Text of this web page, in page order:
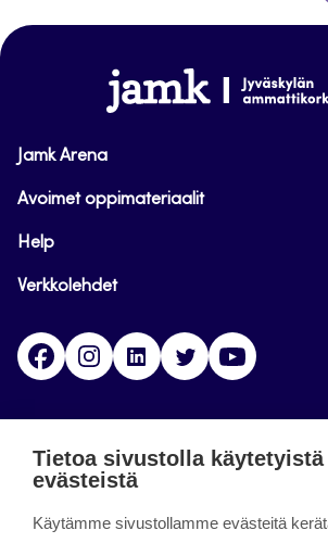
www.jamk.fi
Jamk Arena
Avoimet oppimateriaalit
Help
Verkkolehdet
FacebookInstagramLinkedinTwitter
päättynyt 11.9.2023.
Tietoa sivustolla käytetyistä
evästeistä
Käytämme sivustollamme evästeitä